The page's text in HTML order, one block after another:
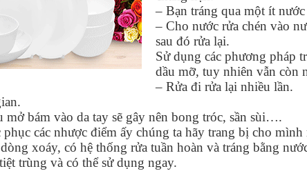
– Bạn tráng qua một ít
– Cho nước rửa chén vào
sau đó rửa lại.
Sử dụng các phương pháp
dầu mỡ, tuy nhiên vẫn còn
– Rửa đi rửa lại nhiều lần.
mở bám vào da tay sẽ gây nên bong tróc, sần sùi….
phục các nhược điểm ấy chúng ta hãy trang bị cho mình
xoáy, có hệ thống rửa tuần hoàn và tráng bằng
trùng và có thể sử dụng ngay.